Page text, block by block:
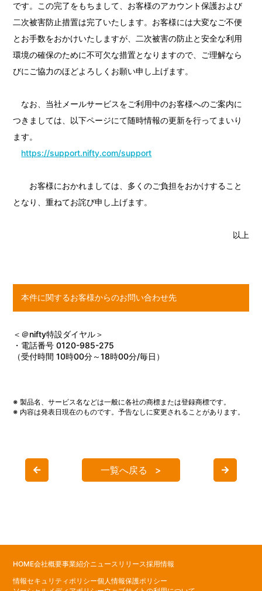
です。この完了をもちまして、お客様のアカウント保護および
二次被害防止措置は完了いたします。お客様には大変なご不便
とお手数をおかけいたしますが、二次被害の防止と安全な利用
環境の確保のために不可欠な措置となりますので、ご理解なら
びにご協力のほどよろしくお願い申し上げます。
なお、当社メールサービスをご利用中のお客様へのご案内に
つきましては、以下ページにて随時情報の更新を行ってまいり
ます。
https://support.nifty.com/support
お客様におかれましては、多くのご負担をおかけすること
となり、重ねてお詫び申し上げます。
以上
本件に関するお客様からのお問い合わせ先
＜＠nifty特設ダイヤル＞
・電話番号 0120-985-275
（受付時間 10時00分～18時00分/毎日）
※ 製品名、サービス名などは一般に各社の商標または登録商標です。
※ 内容は発表日現在のものです。予告なしに変更されることがあります。
一覧へ戻る
HOME会社概要事業紹介ニュースリリース採用情報
情報セキュリティポリシー個人情報保護ポリシー